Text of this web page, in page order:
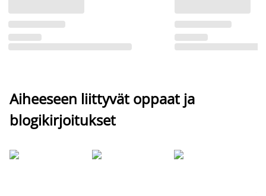
Aiheeseen liittyvät oppaat ja
blogikirjoitukset